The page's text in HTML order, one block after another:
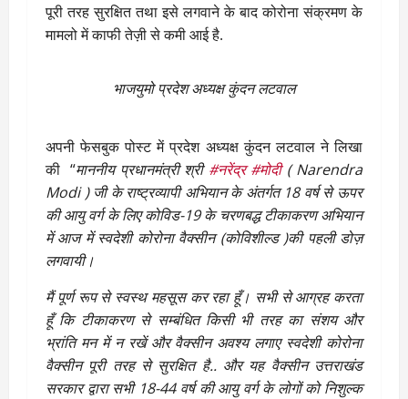
पूरी तरह सुरक्षित तथा इसे लगवाने के बाद कोरोना संक्रमण के
मामलो में काफी तेज़ी से कमी आई है.
भाजयुमो प्रदेश अध्यक्ष कुंदन लटवाल
अपनी फेसबुक पोस्ट में प्रदेश अध्यक्ष कुंदन लटवाल ने लिखा
की “माननीय प्रधानमंत्री श्री#नरेंद्र #मोदी( Narendra
Modi ) जी के राष्ट्रव्यापी अभियान के अंतर्गत 18 वर्ष से ऊपर
की आयु वर्ग के लिए कोविड-19 के चरणबद्ध टीकाकरण अभियान
में आज में स्वदेशी कोरोना वैक्सीन (कोविशील्ड )की पहली डोज़
लगवायी।
मैं पूर्ण रूप से स्वस्थ महसूस कर रहा हूँ। सभी से आग्रह करता
हूँ कि टीकाकरण से सम्बंधित किसी भी तरह का संशय और
भ्रांति मन में न रखें और वैक्सीन अवश्य लगाए स्वदेशी कोरोना
वैक्सीन पूरी तरह से सुरक्षित है.. और यह वैक्सीन उत्तराखंड
सरकार द्वारा सभी 18-44 वर्ष की आयु वर्ग के लोगों को निशुल्क